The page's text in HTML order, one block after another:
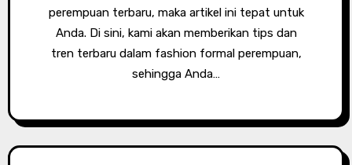
perempuan terbaru, maka artikel ini tepat untuk
Anda. Di sini, kami akan memberikan tips dan
tren terbaru dalam fashion formal perempuan,
sehingga Anda…